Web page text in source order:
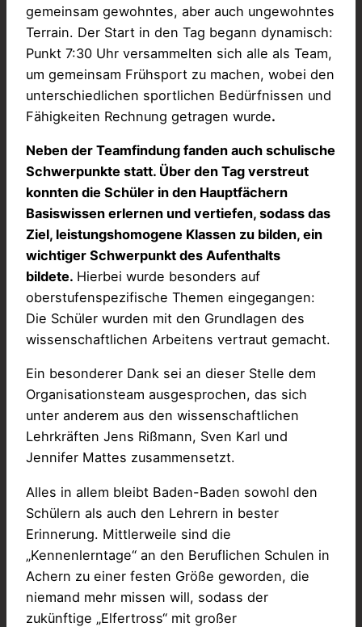
gemeinsam gewohntes, aber auch ungewohntes
Terrain. Der Start in den Tag begann dynamisch:
Punkt 7:30 Uhr versammelten sich alle als Team,
um gemeinsam Frühsport zu machen, wobei den
unterschiedlichen sportlichen Bedürfnissen und
Fähigkeiten Rechnung getragen wurde.
Neben der Teamfindung fanden auch schulische
Schwerpunkte statt. Über den Tag verstreut
konnten die Schüler in den Hauptfächern
Basiswissen erlernen und vertiefen, sodass das
Ziel, leistungshomogene Klassen zu bilden, ein
wichtiger Schwerpunkt des Aufenthalts
bildete. Hierbei wurde besonders auf
oberstufenspezifische Themen eingegangen:
Die Schüler wurden mit den Grundlagen des
wissenschaftlichen Arbeitens vertraut gemacht.
Ein besonderer Dank sei an dieser Stelle dem
Organisationsteam ausgesprochen, das sich
unter anderem aus den wissenschaftlichen
Lehrkräften Jens Rißmann, Sven Karl und
Jennifer Mattes zusammensetzt.
Alles in allem bleibt Baden-Baden sowohl den
Schülern als auch den Lehrern in bester
Erinnerung. Mittlerweile sind die
„Kennenlerntage“ an den Beruflichen Schulen in
Achern zu einer festen Größe geworden, die
niemand mehr missen will, sodass der
zukünftige „Elfertross“ mit großer